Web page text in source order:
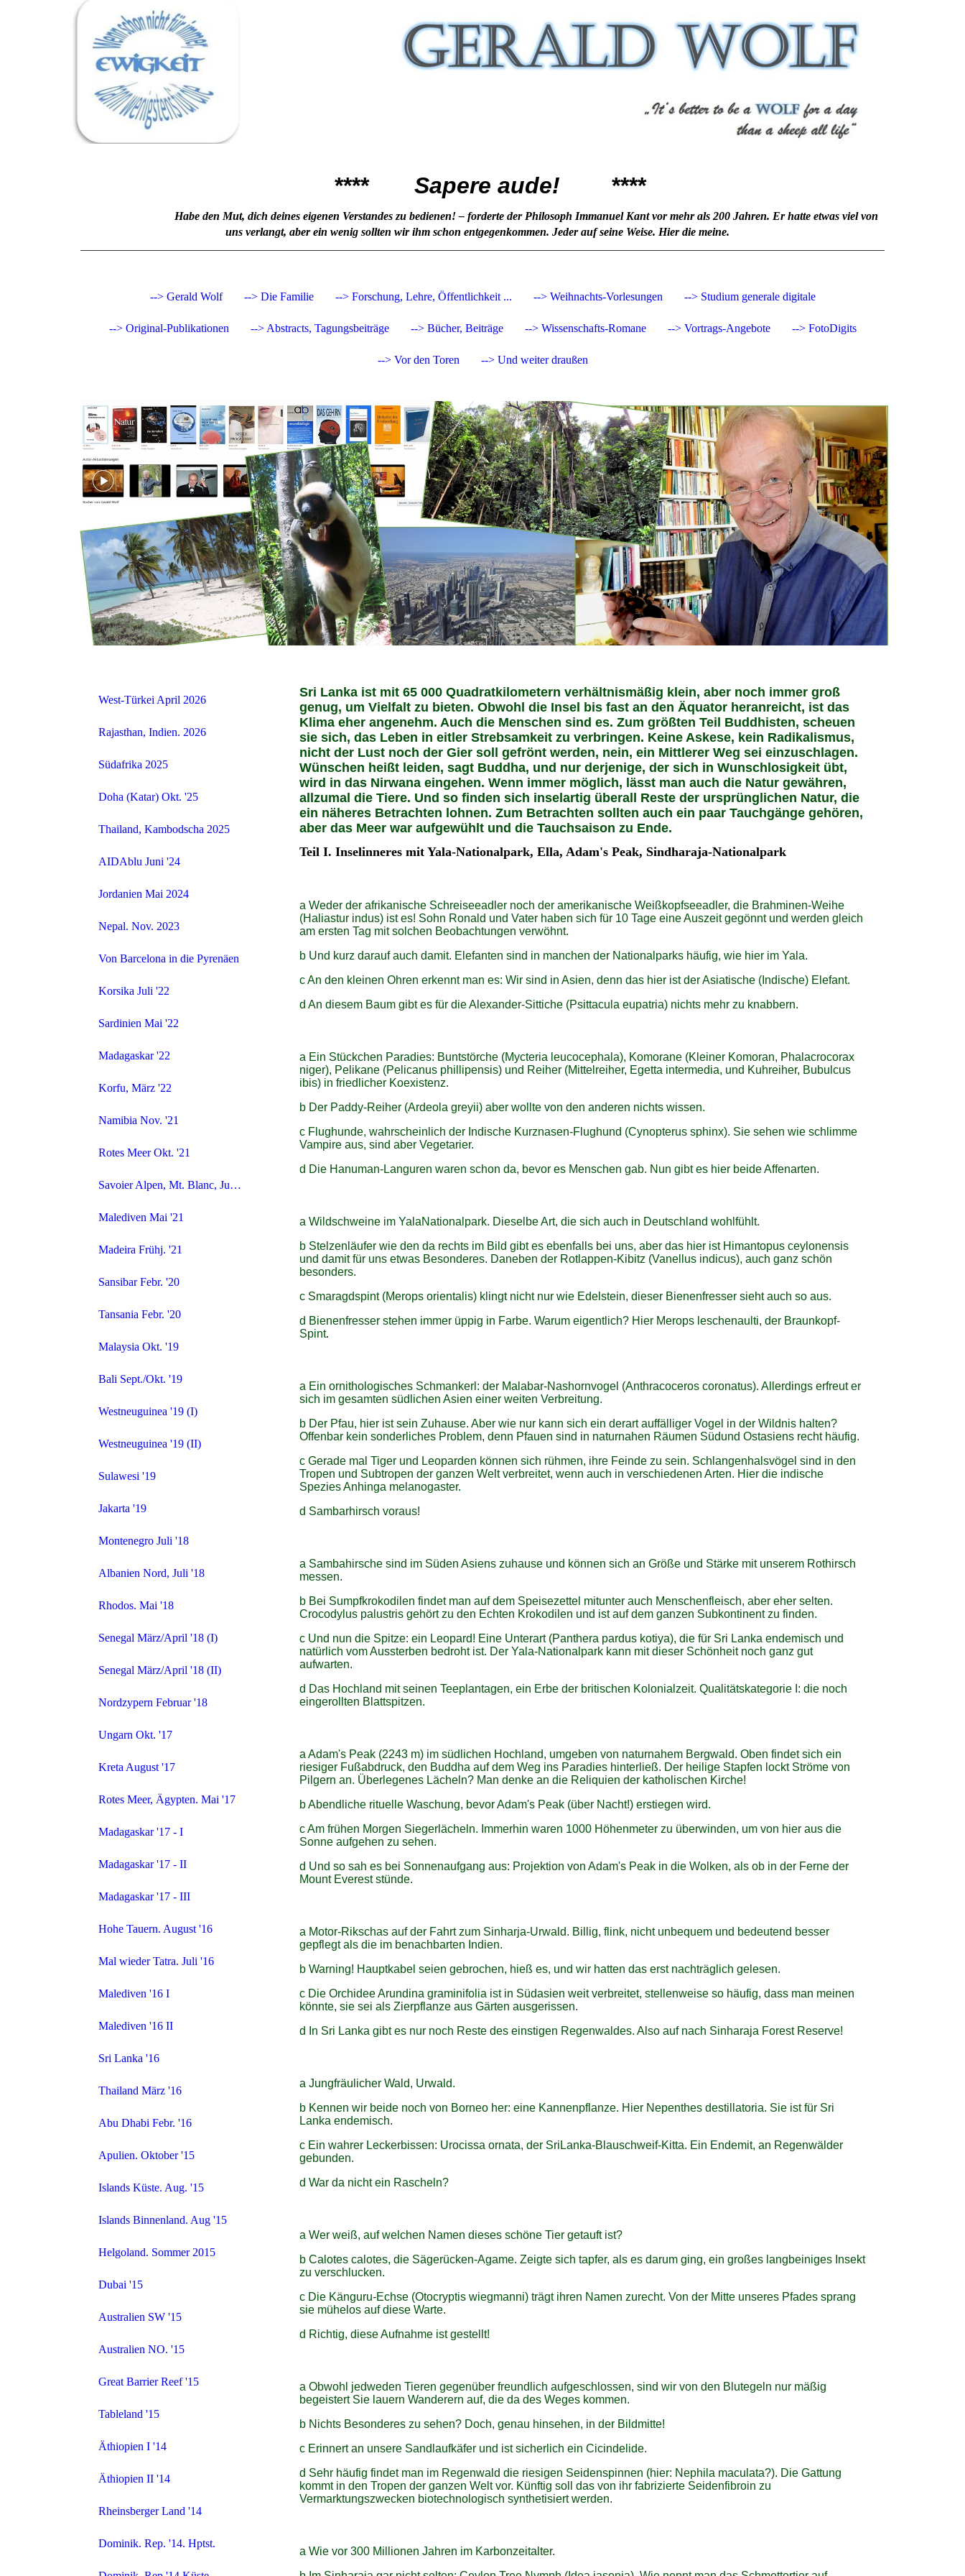
**** Sapere aude! ****
Habe den Mut, dich deines eigenen Verstandes zu bedienen! – forderte der Philosoph Immanuel Kant vor mehr als 200 Jahren. Er hatte etwas viel von
uns verlangt, aber ein wenig sollten wir ihm schon entgegenkommen. Jeder auf seine Weise. Hier die meine.
--> Gerald Wolf --> Die Familie --> Forschung, Lehre, Öffentlichkeit ... --> Weihnachts-Vorlesungen --> Studium generale digitale
--> Original-Publikationen --> Abstracts, Tagungsbeiträge --> Bücher, Beiträge --> Wissenschafts-Romane --> Vortrags-Angebote --> FotoDigits
--> Vor den Toren --> Und weiter draußen
West-Türkei April 2026
Rajasthan, Indien. 2026
Südafrika 2025
Doha (Katar) Okt. '25
Thailand, Kambodscha 2025
AIDAblu Juni '24
Jordanien Mai 2024
Nepal. Nov. 2023
Von Barcelona in die Pyrenäen
Korsika Juli '22
Sardinien Mai '22
Madagaskar '22
Korfu, März '22
Namibia Nov. '21
Rotes Meer Okt. '21
Savoier Alpen, Mt. Blanc, Juli 21
Malediven Mai '21
Madeira Frühj. '21
Sansibar Febr. '20
Tansania Febr. '20
Malaysia Okt. '19
Bali Sept./Okt. '19
Westneuguinea '19 (I)
Westneuguinea '19 (II)
Sulawesi '19
Jakarta '19
Montenegro Juli '18
Albanien Nord, Juli '18
Rhodos. Mai '18
Senegal März/April '18 (I)
Senegal März/April '18 (II)
Nordzypern Februar '18
Ungarn Okt. '17
Kreta August '17
Rotes Meer, Ägypten. Mai '17
Madagaskar '17 - I
Madagaskar '17 - II
Madagaskar '17 - III
Hohe Tauern. August '16
Mal wieder Tatra. Juli '16
Malediven '16 I
Malediven '16 II
Sri Lanka '16
Thailand März '16
Abu Dhabi Febr. '16
Apulien. Oktober '15
Islands Küste. Aug. '15
Islands Binnenland. Aug '15
Helgoland. Sommer 2015
Dubai '15
Australien SW '15
Australien NO. '15
Great Barrier Reef '15
Tableland '15
Äthiopien I '14
Äthiopien II '14
Rheinsberger Land '14
Dominik. Rep. '14. Hptst.
Sri Lanka ist mit 65 000 Quadratkilometern verhältnismäßig klein, aber noch immer groß
genug, um Vielfalt zu bieten. Obwohl die Insel bis fast an den Äquator heranreicht, ist das
Klima eher angenehm. Auch die Menschen sind es. Zum größten Teil Buddhisten, scheuen
sie sich, das Leben in eitler Strebsamkeit zu verbringen. Keine Askese, kein Radikalismus,
nicht der Lust noch der Gier soll gefrönt werden, nein, ein Mittlerer Weg sei einzuschlagen.
Wünschen heißt leiden, sagt Buddha, und nur derjenige, der sich in Wunschlosigkeit übt,
wird in das Nirwana eingehen. Wenn immer möglich, lässt man auch die Natur gewähren,
allzumal die Tiere. Und so finden sich inselartig überall Reste der ursprünglichen Natur, die
ein näheres Betrachten lohnen. Zum Betrachten sollten auch ein paar Tauchgänge gehören,
aber das Meer war aufgewühlt und die Tauchsaison zu Ende.
Teil I. Inselinneres mit Yala-Nationalpark, Ella, Adam's Peak, Sindharaja-Nationalpark
a Weder der afrikanische Schreiseeadler noch der amerikanische Weißkopfseeadler, die Brahminen-Weihe
(Haliastur indus) ist es! Sohn Ronald und Vater haben sich für 10 Tage eine Auszeit gegönnt und werden gleich
am ersten Tag mit solchen Beobachtungen verwöhnt.
b Und kurz darauf auch damit. Elefanten sind in manchen der Nationalparks häufig, wie hier im Yala.
c An den kleinen Ohren erkennt man es: Wir sind in Asien, denn das hier ist der Asiatische (Indische) Elefant.
d An diesem Baum gibt es für die Alexander-Sittiche (Psittacula eupatria) nichts mehr zu knabbern.
a Ein Stückchen Paradies: Buntstörche (Mycteria leucocephala), Komorane (Kleiner Komoran, Phalacrocorax
niger), Pelikane (Pelicanus phillipensis) und Reiher (Mittelreiher, Egetta intermedia, und Kuhreiher, Bubulcus
ibis) in friedlicher Koexistenz.
b Der Paddy-Reiher (Ardeola greyii) aber wollte von den anderen nichts wissen.
c Flughunde, wahrscheinlich der Indische Kurznasen-Flughund (Cynopterus sphinx). Sie sehen wie schlimme
Vampire aus, sind aber Vegetarier.
d Die Hanuman-Languren waren schon da, bevor es Menschen gab. Nun gibt es hier beide Affenarten.
a Wildschweine im YalaNationalpark. Dieselbe Art, die sich auch in Deutschland wohlfühlt.
b Stelzenläufer wie den da rechts im Bild gibt es ebenfalls bei uns, aber das hier ist Himantopus ceylonensis
und damit für uns etwas Besonderes. Daneben der Rotlappen-Kibitz (Vanellus indicus), auch ganz schön
besonders.
c Smaragdspint (Merops orientalis) klingt nicht nur wie Edelstein, dieser Bienenfresser sieht auch so aus.
d Bienenfresser stehen immer üppig in Farbe. Warum eigentlich? Hier Merops leschenaulti, der Braunkopf-
Spint.
a Ein ornithologisches Schmankerl: der Malabar-Nashornvogel (Anthracoceros coronatus). Allerdings erfreut er
sich im gesamten südlichen Asien einer weiten Verbreitung.
b Der Pfau, hier ist sein Zuhause. Aber wie nur kann sich ein derart auffälliger Vogel in der Wildnis halten?
Offenbar kein sonderliches Problem, denn Pfauen sind in naturnahen Räumen Südund Ostasiens recht häufig.
c Gerade mal Tiger und Leoparden können sich rühmen, ihre Feinde zu sein. Schlangenhalsvögel sind in den
Tropen und Subtropen der ganzen Welt verbreitet, wenn auch in verschiedenen Arten. Hier die indische
Spezies Anhinga melanogaster.
d Sambarhirsch voraus!
a Sambahirsche sind im Süden Asiens zuhause und können sich an Größe und Stärke mit unserem Rothirsch
messen.
b Bei Sumpfkrokodilen findet man auf dem Speisezettel mitunter auch Menschenfleisch, aber eher selten.
Crocodylus palustris gehört zu den Echten Krokodilen und ist auf dem ganzen Subkontinent zu finden.
c Und nun die Spitze: ein Leopard! Eine Unterart (Panthera pardus kotiya), die für Sri Lanka endemisch und
natürlich vom Aussterben bedroht ist. Der Yala-Nationalpark kann mit dieser Schönheit noch ganz gut
aufwarten.
d Das Hochland mit seinen Teeplantagen, ein Erbe der britischen Kolonialzeit. Qualitätskategorie I: die noch
eingerollten Blattspitzen.
a Adam's Peak (2243 m) im südlichen Hochland, umgeben von naturnahem Bergwald. Oben findet sich ein
riesiger Fußabdruck, den Buddha auf dem Weg ins Paradies hinterließ. Der heilige Stapfen lockt Ströme von
Pilgern an. Überlegenes Lächeln? Man denke an die Reliquien der katholischen Kirche!
b Abendliche rituelle Waschung, bevor Adam's Peak (über Nacht!) erstiegen wird.
c Am frühen Morgen Siegerlächeln. Immerhin waren 1000 Höhenmeter zu überwinden, um von hier aus die
Sonne aufgehen zu sehen.
d Und so sah es bei Sonnenaufgang aus: Projektion von Adam's Peak in die Wolken, als ob in der Ferne der
Mount Everest stünde.
a Motor-Rikschas auf der Fahrt zum Sinharja-Urwald. Billig, flink, nicht unbequem und bedeutend besser
gepflegt als die im benachbarten Indien.
b Warning! Hauptkabel seien gebrochen, hieß es, und wir hatten das erst nachträglich gelesen.
c Die Orchidee Arundina graminifolia ist in Südasien weit verbreitet, stellenweise so häufig, dass man meinen
könnte, sie sei als Zierpflanze aus Gärten ausgerissen.
d In Sri Lanka gibt es nur noch Reste des einstigen Regenwaldes. Also auf nach Sinharaja Forest Reserve!
a Jungfräulicher Wald, Urwald.
b Kennen wir beide noch von Borneo her: eine Kannenpflanze. Hier Nepenthes destillatoria. Sie ist für Sri
Lanka endemisch.
c Ein wahrer Leckerbissen: Urocissa ornata, der SriLanka-Blauschweif-Kitta. Ein Endemit, an Regenwälder
gebunden.
d War da nicht ein Rascheln?
a Wer weiß, auf welchen Namen dieses schöne Tier getauft ist?
b Calotes calotes, die Sägerücken-Agame. Zeigte sich tapfer, als es darum ging, ein großes langbeiniges Insekt
zu verschlucken.
c Die Känguru-Echse (Otocryptis wiegmanni) trägt ihren Namen zurecht. Von der Mitte unseres Pfades sprang
sie mühelos auf diese Warte.
d Richtig, diese Aufnahme ist gestellt!
a Obwohl jedweden Tieren gegenüber freundlich aufgeschlossen, sind wir von den Blutegeln nur mäßig
begeistert Sie lauern Wanderern auf, die da des Weges kommen.
b Nichts Besonderes zu sehen? Doch, genau hinsehen, in der Bildmitte!
c Erinnert an unsere Sandlaufkäfer und ist sicherlich ein Cicindelide.
d Sehr häufig findet man im Regenwald die riesigen Seidenspinnen (hier: Nephila maculata?). Die Gattung
kommt in den Tropen der ganzen Welt vor. Künftig soll das von ihr fabrizierte Seidenfibroin zu
Vermarktungszwecken biotechnologisch synthetisiert werden.
a Wie vor 300 Millionen Jahren im Karbonzeitalter.